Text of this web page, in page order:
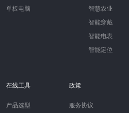
单板电脑
智慧农业
智能穿戴
智能电表
智能定位
在线工具
产品选型
政策
服务协议